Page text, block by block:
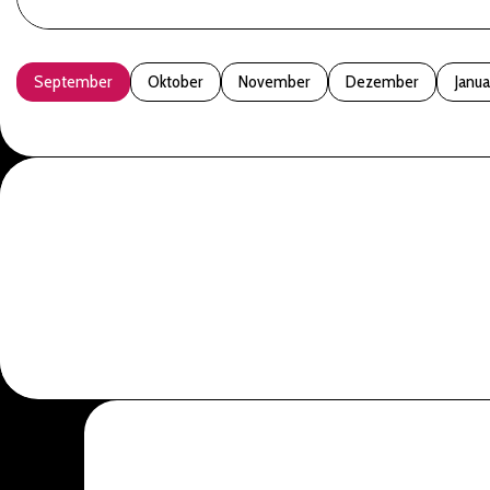
September Oktober November Dezember